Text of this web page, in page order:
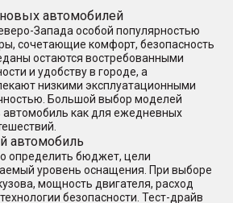
автомобилей
Запада особой популярностью
сочетающие комфорт, безопасность
остаются востребованными
и удобству в городе, а
низкими эксплуатационными
Большой выбор моделей
автомобиль как для ежедневных
автомобиль
определить бюджет, цели
уровень оснащения. При выборе
мощность двигателя, расход
безопасности. Тест-драйв